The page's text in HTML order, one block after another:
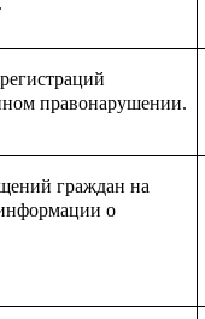
правонарушении.
граждан на
о